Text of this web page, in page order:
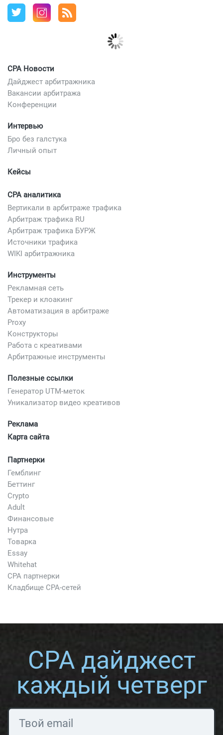
CPA Новости
Дайджест арбитражника
Вакансии арбитража
Конференции
Интервью
Бро без галстука
Личный опыт
Кейсы
CPA аналитика
Вертикали в арбитраже трафика
Арбитраж трафика RU
Арбитраж трафика БУРЖ
Источники трафика
WIKI арбитражника
Инструменты
Рекламная сеть
Трекер и клоакинг
Автоматизация в арбитраже
Proxy
Конструкторы
Работа с креативами
Арбитражные инструменты
Полезные ссылки
Генератор UTM-меток
Уникализатор видео креативов
Реклама
Карта сайта
Партнерки
Гемблинг
Беттинг
Crypto
Adult
Финансовые
Нутра
Товарка
Essay
Whitehat
CPA партнерки
Кладбище CPA-сетей
CPA дайджест
каждый четверг